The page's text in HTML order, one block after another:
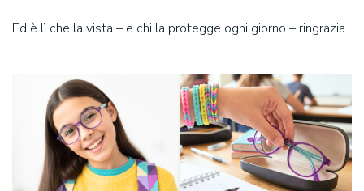
Ed è lì che la vista – e chi la protegge ogni giorno – ringrazia.